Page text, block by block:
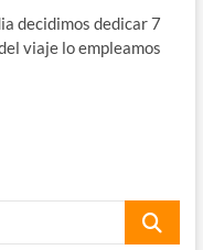
decidimos dedicar 7
viaje lo empleamos
Buscar